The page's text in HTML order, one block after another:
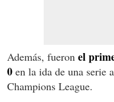
Además, fueron el
0 en la ida de una serie
Champions League.